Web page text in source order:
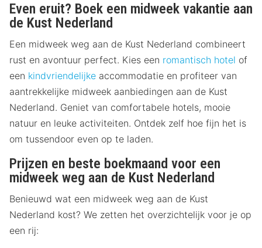
Even eruit? Boek een midweek vakantie aan
de Kust Nederland
Een midweek weg aan de Kust Nederland combineert
rust en avontuur perfect. Kies een romantisch hotel of
een kindvriendelijke accommodatie en profiteer van
aantrekkelijke midweek aanbiedingen aan de Kust
Nederland. Geniet van comfortabele hotels, mooie
natuur en leuke activiteiten. Ontdek zelf hoe fijn het is
om tussendoor even op te laden.
Prijzen en beste boekmaand voor een
midweek weg aan de Kust Nederland
Benieuwd wat een midweek weg aan de Kust
Nederland kost? We zetten het overzichtelijk voor je op
een rij: